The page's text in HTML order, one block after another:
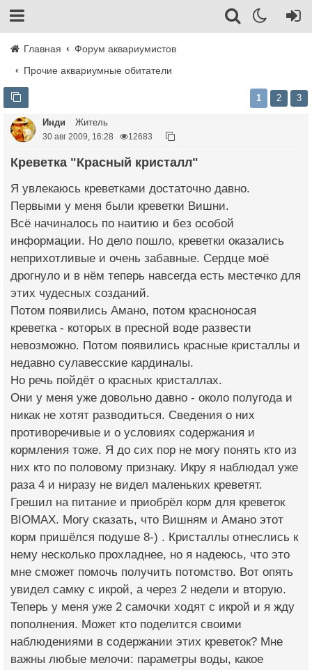
Главная
Форум аквариумистов
Прочие аквариумные обитатели
1 2 3
Инди Житель
30 авг 2009, 16:28 12683
Креветка "Красный кристалл"
Я увлекаюсь креветками достаточно давно.
Первыми у меня были креветки Вишни.
Всё начиналось по наитию и без особой
информации. Но дело пошло, креветки оказались
неприхотливые и очень забавные. Сердце моё
дрогнуло и в нём теперь навсегда есть местечко для
этих чудесных созданий.
Потом появились Амано, потом красноносая
креветка - которых в пресной воде развести
невозможно. Потом появились красные кристаллы и
недавно сулавесские кардиналы.
Но речь пойдёт о красных кристаллах.
Они у меня уже довольно давно - около полугода и
никак не хотят разводиться. Сведения о них
противоречивые и о условиях содержания и
кормления тоже. Я до сих пор не могу понять кто из
них кто по половому признаку. Икру я наблюдал уже
раза 4 и ниразу не видел маленьких креветят.
Грешил на питание и приобрёл корм для креветок
BIOMAX. Могу сказать, что Вишням и Амано этот
корм пришёлся подуше 8-) . Кристаллы отнеслись к
нему несколько прохладнее, но я надеюсь, что это
мне сможет помочь получить потомство. Вот опять
увидел самку с икрой, а через 2 недели и вторую.
Теперь у меня уже 2 самочки ходят с икрой и я жду
пополнения. Может кто поделится своими
наблюдениями в содержании этих креветок? Мне
важны любые мелочи: параметры воды, какое